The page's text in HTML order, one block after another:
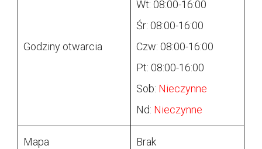
Godziny otwarcia
Wt: 08:00-16:00
Śr: 08:00-16:00
Czw: 08:00-16:00
Pt: 08:00-16:00
Sob: Nieczynne
Nd: Nieczynne
Mapa Brak